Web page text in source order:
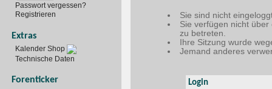
Passwort vergessen?
Registrieren
Extras
Kalender Shop
Technische Daten
Forenticker
Sie sind nicht
Sie verfügen nicht
zu betreten.
Ihre Sitzung wurde
Jemand anderes
Login